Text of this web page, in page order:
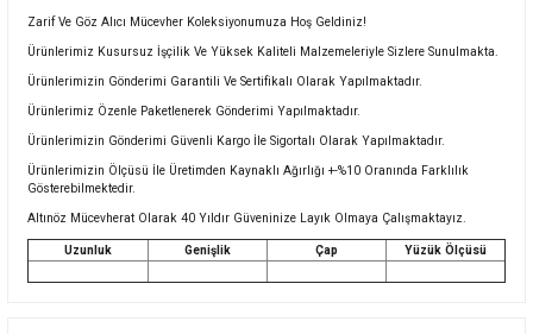
Zarif Ve Göz Alıcı Mücevher Koleksiyonumuza Hoş Geldiniz!
Ürünlerimiz Kusursuz İşçilik Ve Yüksek Kaliteli Malzemeleriyle Sizlere Sunulmakta.
Ürünlerimizin Gönderimi Garantili Ve Sertifikalı Olarak Yapılmaktadır.
Ürünlerimiz Özenle Paketlenerek Gönderimi Yapılmaktadır.
Ürünlerimizin Gönderimi Güvenli Kargo İle Sigortalı Olarak Yapılmaktadır.
Ürünlerimizin Ölçüsü İle Üretimden Kaynaklı Ağırlığı +-%10 Oranında Farklılık
Gösterebilmektedir.
Altınöz Mücevherat Olarak 40 Yıldır Güveninize Layık Olmaya Çalışmaktayız.
Uzunluk Genişlik Çap Yüzük Ölçüsü